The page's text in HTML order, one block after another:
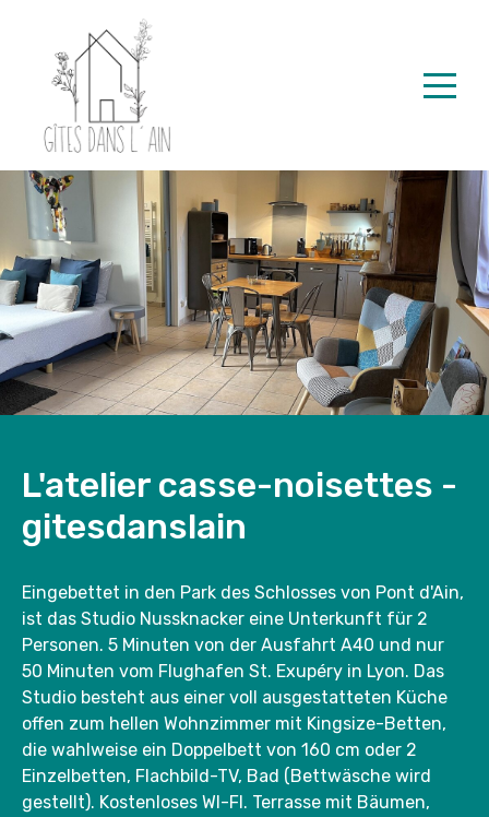
Home
Properties
Contact
Spanish
L'atelier casse-noisettes -
gitesdanslain
Eingebettet in den Park des Schlosses von Pont d'Ain,
ist das Studio Nussknacker eine Unterkunft für 2
Personen. 5 Minuten von der Ausfahrt A40 und nur
50 Minuten vom Flughafen St. Exupéry in Lyon. Das
Studio besteht aus einer voll ausgestatteten Küche
offen zum hellen Wohnzimmer mit Kingsize-Betten,
die wahlweise ein Doppelbett von 160 cm oder 2
Einzelbetten, Flachbild-TV, Bad (Bettwäsche wird
gestellt). Kostenloses WI-FI. Terrasse mit Bäumen,